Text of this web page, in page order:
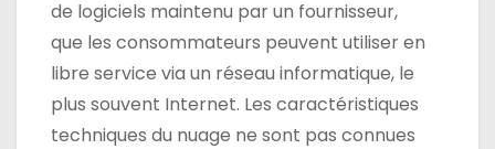
de logiciels maintenu par un fournisseur,
que les consommateurs peuvent utiliser en
libre service via un réseau informatique, le
plus souvent Internet. Les caractéristiques
techniques du nuage ne sont pas connues